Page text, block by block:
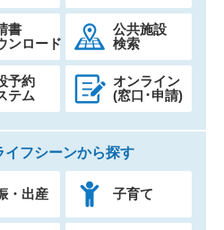
書
ンロード
公共施設
検索
予約
テム
オンライン
(窓口･申請)
イフシーンから探す
・出産 子育て